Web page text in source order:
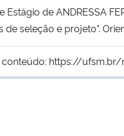
de ANDRESSA
seleção e projeto”.
https://ufsm.br/